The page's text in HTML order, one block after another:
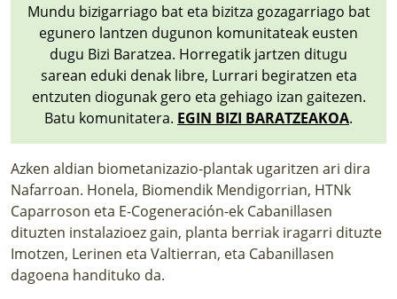
Mundu bizigarriago bat eta bizitza gozagarriago bat
egunero lantzen dugunon komunitateak eusten
dugu Bizi Baratzea. Horregatik jartzen ditugu
sarean eduki denak libre, Lurrari begiratzen eta
entzuten diogunak gero eta gehiago izan gaitezen.
Batu komunitatera. EGIN BIZI BARATZEAKOA.
Azken aldian biometanizazio-plantak ugaritzen ari dira
Nafarroan. Honela, Biomendik Mendigorrian, HTNk
Caparroson eta E-Cogeneración-ek Cabanillasen
dituzten instalazioez gain, planta berriak iragarri dituzte
Imotzen, Lerinen eta Valtierran, eta Cabanillasen
dagoena handituko da.